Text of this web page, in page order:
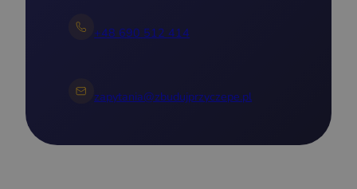
+48 690 512 414
zapytania@zbudujprzyczepe.pl